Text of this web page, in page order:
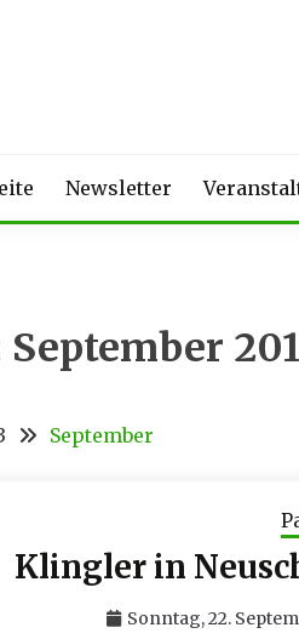
Newsletter
September
September
Klingler in
Sonntag, 22.